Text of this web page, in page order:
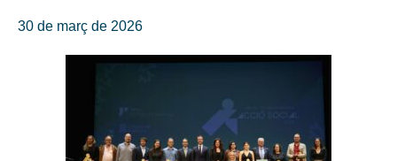
30 de març de 2026